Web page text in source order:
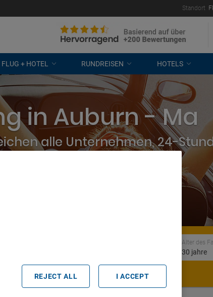
Standort
FLUG + HOTEL RUNDREISEN HOTELS
in Auburn - Ma
alle Unternehmen, 24-
Stornierung
Alter des
30 jahre
REJECT ALL I ACCEPT